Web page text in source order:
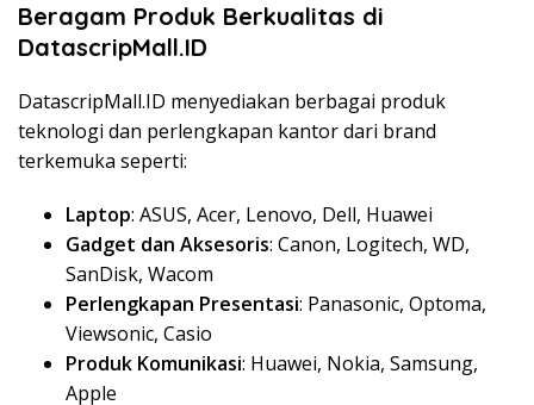
Beragam Produk Berkualitas di
DatascripMall.ID
DatascripMall.ID menyediakan berbagai produk
teknologi dan perlengkapan kantor dari brand
terkemuka seperti:
Laptop: ASUS, Acer, Lenovo, Dell, Huawei
Gadget dan Aksesoris: Canon, Logitech, WD,
SanDisk, Wacom
Perlengkapan Presentasi: Panasonic, Optoma,
Viewsonic, Casio
Produk Komunikasi: Huawei, Nokia, Samsung,
Apple